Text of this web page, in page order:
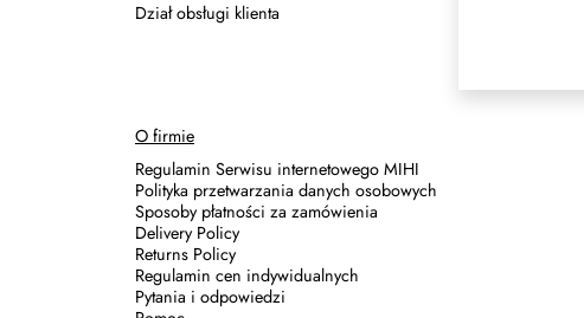
Dział obsługi klienta
O firmie
Regulamin Serwisu internetowego MIHI
Polityka przetwarzania danych osobowych
Sposoby płatności za zamówienia
Delivery Policy
Returns Policy
Regulamin cen indywidualnych
Pytania i odpowiedzi